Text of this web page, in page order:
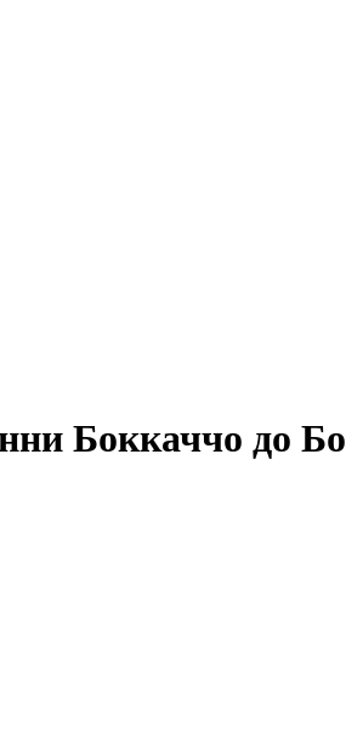
до